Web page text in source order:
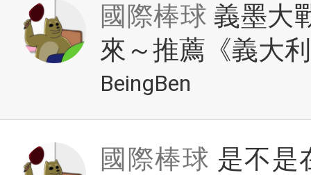
國際棒球 義墨大
來～推薦《義大
BeingBen
國際棒球 是不是